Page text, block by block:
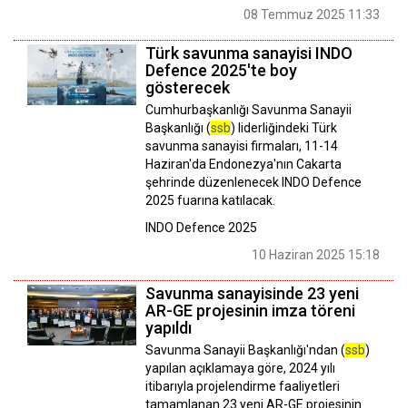
08 Temmuz 2025 11:33
Türk savunma sanayisi INDO
Defence 2025'te boy
gösterecek
Cumhurbaşkanlığı Savunma Sanayii
Başkanlığı (ssb) liderliğindeki Türk
savunma sanayisi firmaları, 11-14
Haziran'da Endonezya'nın Cakarta
şehrinde düzenlenecek INDO Defence
2025 fuarına katılacak.
INDO Defence 2025
10 Haziran 2025 15:18
Savunma sanayisinde 23 yeni
AR-GE projesinin imza töreni
yapıldı
Savunma Sanayii Başkanlığı'ndan (ssb)
yapılan açıklamaya göre, 2024 yılı
itibarıyla projelendirme faaliyetleri
tamamlanan 23 yeni AR-GE projesinin